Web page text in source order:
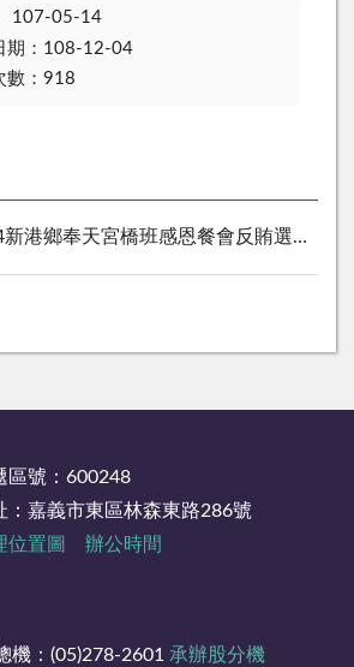
107-05-14
期：108-12-04
數：918
鄉奉天宮橋班感恩餐會反賄選宣導成果照片.
區號：600248
：嘉義市東區林森東路286號
位置圖
辦公時間
機：(05)278-2601 承辦股分機